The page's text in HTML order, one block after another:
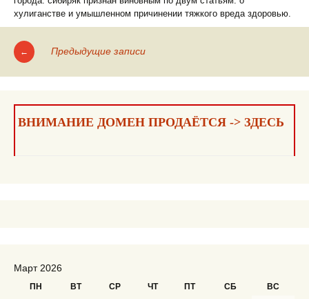
хулиганстве и умышленном причинении тяжкого вреда здоровью.
Навигация
записям
← Предыдущие записи
ВНИМАНИЕ ДОМЕН ПРОДАЁТСЯ -> ЗДЕСЬ
Март 2026
ПН ВТ СР ЧТ ПТ СБ ВС